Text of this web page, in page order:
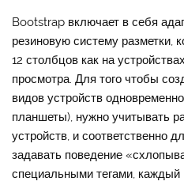
Bootstrap включает в себя
резиновую систему разметки,
12 столбцов как на
просмотра. Для того чтобы
видов устройств
планшеты), нужно учитывать
устройств, и соответственно
задавать поведение
специальными тегами, каждый